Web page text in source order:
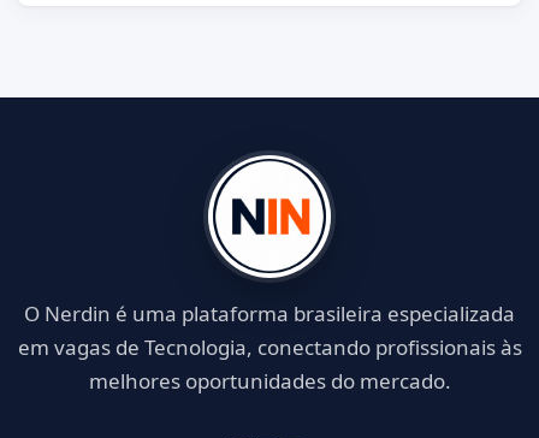
O Nerdin é uma plataforma brasileira especializada
em vagas de Tecnologia, conectando profissionais às
melhores oportunidades do mercado.